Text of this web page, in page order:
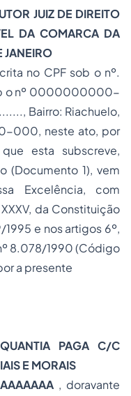
JUIZ DE DIREITO
DA COMARCA DA
JANEIRO
no CPF sob o nº.
o nº 0000000000-
Bairro: Riachuelo,
000, neste ato, por
esta subscreve,
(Documento 1), vem
Excelência, com
da Constituição
e nos artigos 6º,
8.078/1990 (Código
a presente
PAGA C/C
E MORAIS
, doravante